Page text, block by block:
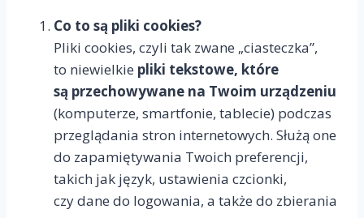
Co to są pliki cookies?
Pliki cookies, czyli tak zwane „ciasteczka”,
to niewielkie pliki tekstowe, które
są przechowywane na Twoim urządzeniu
(komputerze, smartfonie, tablecie) podczas
przeglądania stron internetowych. Służą one
do zapamiętywania Twoich preferencji,
takich jak język, ustawienia czcionki,
czy dane do logowania, a także do zbierania